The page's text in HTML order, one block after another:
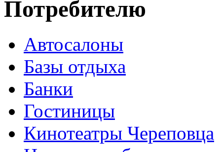
Потребителю
Автосалоны
Базы отдыха
Банки
Гостиницы
Кинотеатры Череповца